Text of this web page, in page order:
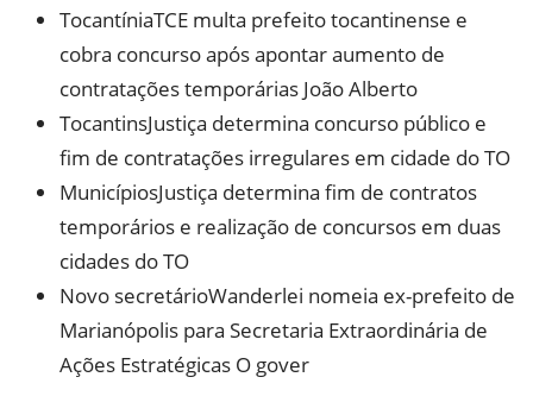
TocantíniaTCE multa prefeito tocantinense e
cobra concurso após apontar aumento de
contratações temporárias João Alberto
TocantinsJustiça determina concurso público e
fim de contratações irregulares em cidade do TO
MunicípiosJustiça determina fim de contratos
temporários e realização de concursos em duas
cidades do TO
Novo secretárioWanderlei nomeia ex-prefeito de
Marianópolis para Secretaria Extraordinária de
Ações Estratégicas O gover